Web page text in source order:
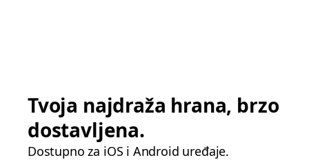
Tvoja najdraža hrana, brzo
dostavljena.
Dostupno za iOS i Android uređaje.